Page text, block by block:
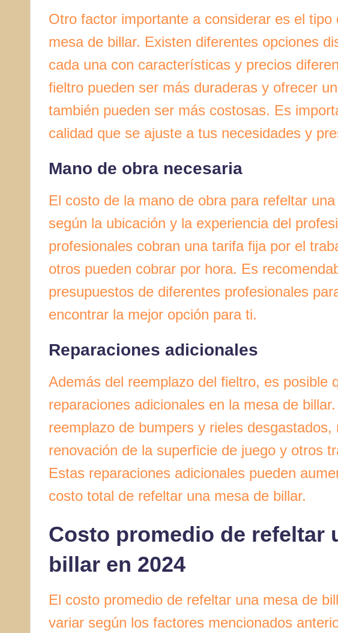
Otro factor importante a considerar es el
mesa de billar. Existen diferentes opciones
cada una con características y precios
fieltro pueden ser más duraderas y ofrecer
también pueden ser más costosas. Es
calidad que se ajuste a tus necesidades y
Mano de obra necesaria
El costo de la mano de obra para refeltar
según la ubicación y la experiencia del
profesionales cobran una tarifa fija por el
otros pueden cobrar por hora. Es
presupuestos de diferentes profesionales
encontrar la mejor opción para ti.
Reparaciones adicionales
Además del reemplazo del fieltro, es posible
reparaciones adicionales en la mesa de
reemplazo de bumpers y rieles desgastados,
renovación de la superficie de juego y otros
Estas reparaciones adicionales pueden
costo total de refeltar una mesa de billar.
Costo promedio de refeltar
billar en 2024
El costo promedio de refeltar una mesa de
variar según los factores mencionados